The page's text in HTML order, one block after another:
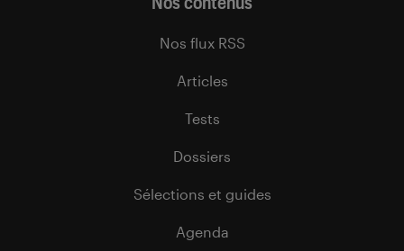
Nos flux RSS
Articles
Tests
Dossiers
Sélections et guides
Agenda